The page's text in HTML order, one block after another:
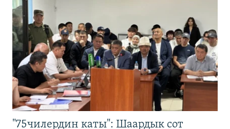
"75чилердин каты": Шаардык сот